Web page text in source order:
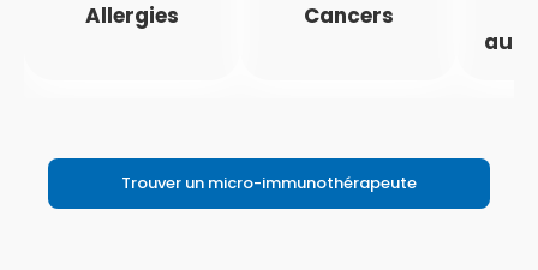
Allergies Cancers
Trouver un micro-immunothérapeute